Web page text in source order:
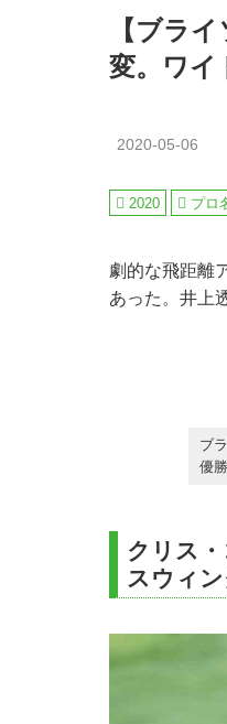
【ブラ
変。ワイ
2020-05-06
2020 プロ
劇的な飛距離
あった。井上
ブ
優
クリス
スウィ